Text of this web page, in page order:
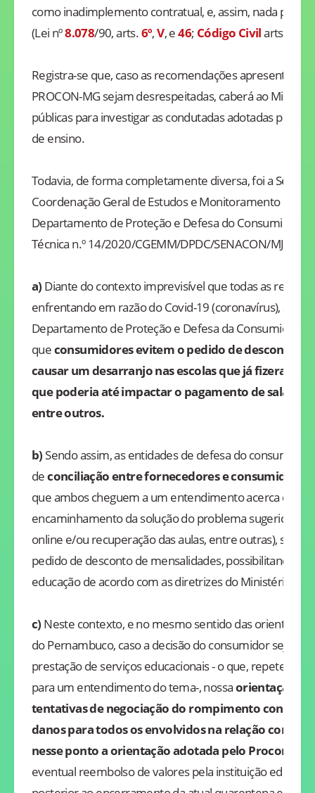
como inadimplemento contratual, e, assim, nada
(Lei nº8.078/90, arts.6º,V, e46; Código Civilarts.
Registra-se que, caso as recomendações
PROCON-MG sejam desrespeitadas, caberá ao
públicas para investigar as condutadas adotadas pelos
de ensino.
Todavia, de forma completamente diversa, foi a
Coordenação Geral de Estudos e Monitoramento de
Departamento de Proteção e Defesa do Consumidor –
Técnica n.º 14/2020/CGEMM/DPDC/SENACON/MJ,
a) Diante do contexto imprevisível que todas as
enfrentando em razão do Covid-19 (coronavírus), a
Departamento de Proteção e Defesa da Consumidor -
queconsumidores evitem o pedido de desconto
causar um desarranjo nas escolas que já fizeram
que poderia até impactar o pagamento de salário
entre outros.
b) Sendo assim, as entidades de defesa do
deconciliação entre fornecedores e consumidores
que ambos cheguem a um entendimento acerca de
encaminhamento da solução do problema sugeridas
online e/ou recuperação das aulas, entre outras), sem
pedido de desconto de mensalidades, possibilitando a
educação de acordo com as diretrizes do Ministério da
c) Neste contexto, e no mesmo sentido das
do Pernambuco, caso a decisão do consumidor seja
prestação de serviços educacionais - o que, repete-se,
para um entendimento do tema-, nossaorientação é
tentativas de negociação do rompimento
danos para todos os envolvidos na relação
nesse ponto a orientação adotada pelo Procon-SP
eventual reembolso de valores pela instituição